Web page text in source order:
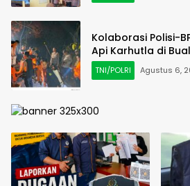
Kolaborasi Polisi-
Api Karhutla di
TNI/POLRI Agustus 6,